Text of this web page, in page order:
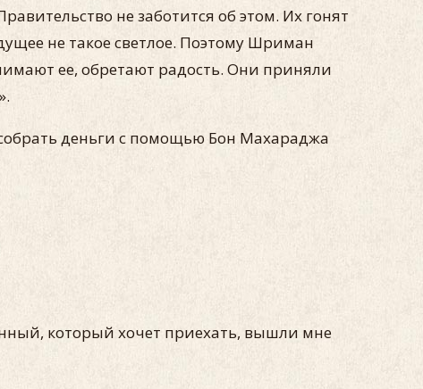
не заботится об этом. Их гонят
не такое светлое. Поэтому Шриман
ее, обретают радость. Они приняли
деньги с помо­щью Бон Махараджа
который хочет приехать, вышли мне